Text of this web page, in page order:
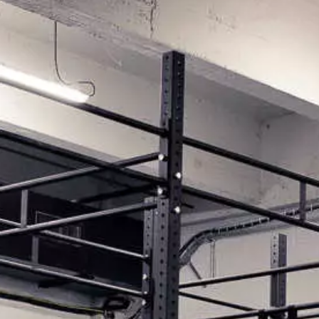
Paramètres de
confidentialité
Afin de faciliter votre navigation et de vous
apporter le meilleur service possible, nous utilisons
des cookies pour améliorer le site aux besoins des
visiteurs, notamment selon la fréquentation.
Nos politique de confidentialité